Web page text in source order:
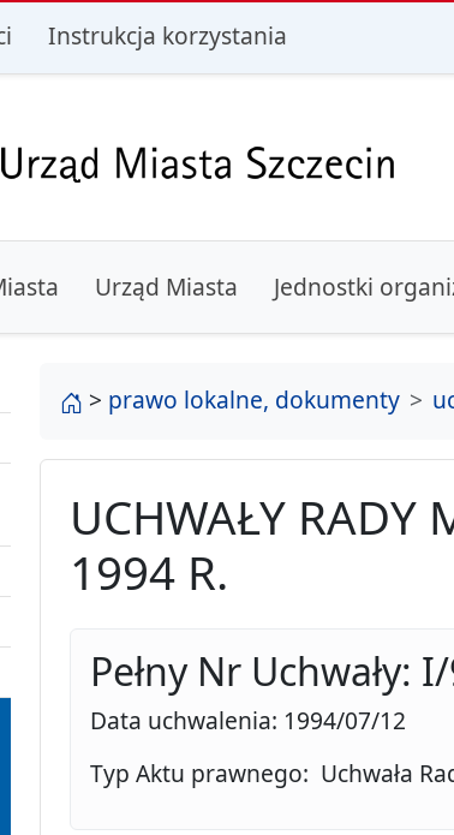
treści
Instrukcja korzystania
Urząd Miasta Jednostki
strona główna
> prawo lokalne, dokumenty
UCHWAŁY RADY
1994 R.
Pełny Nr Uchwały:
Data uchwalenia: 1994/07/12
Typ Aktu prawnego: Uchwała